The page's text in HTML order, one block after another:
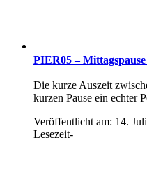
PIER05 –
Die kurze Auszeit
kurzen Pause ein echter
Veröffentlicht am: 14.
Lesezeit-